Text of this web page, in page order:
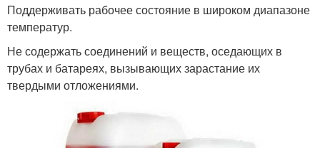
Поддерживать рабочее состояние в широком диапазоне
температур.
Не содержать соединений и веществ, оседающих в
трубах и батареях, вызывающих зарастание их
твердыми отложениями.